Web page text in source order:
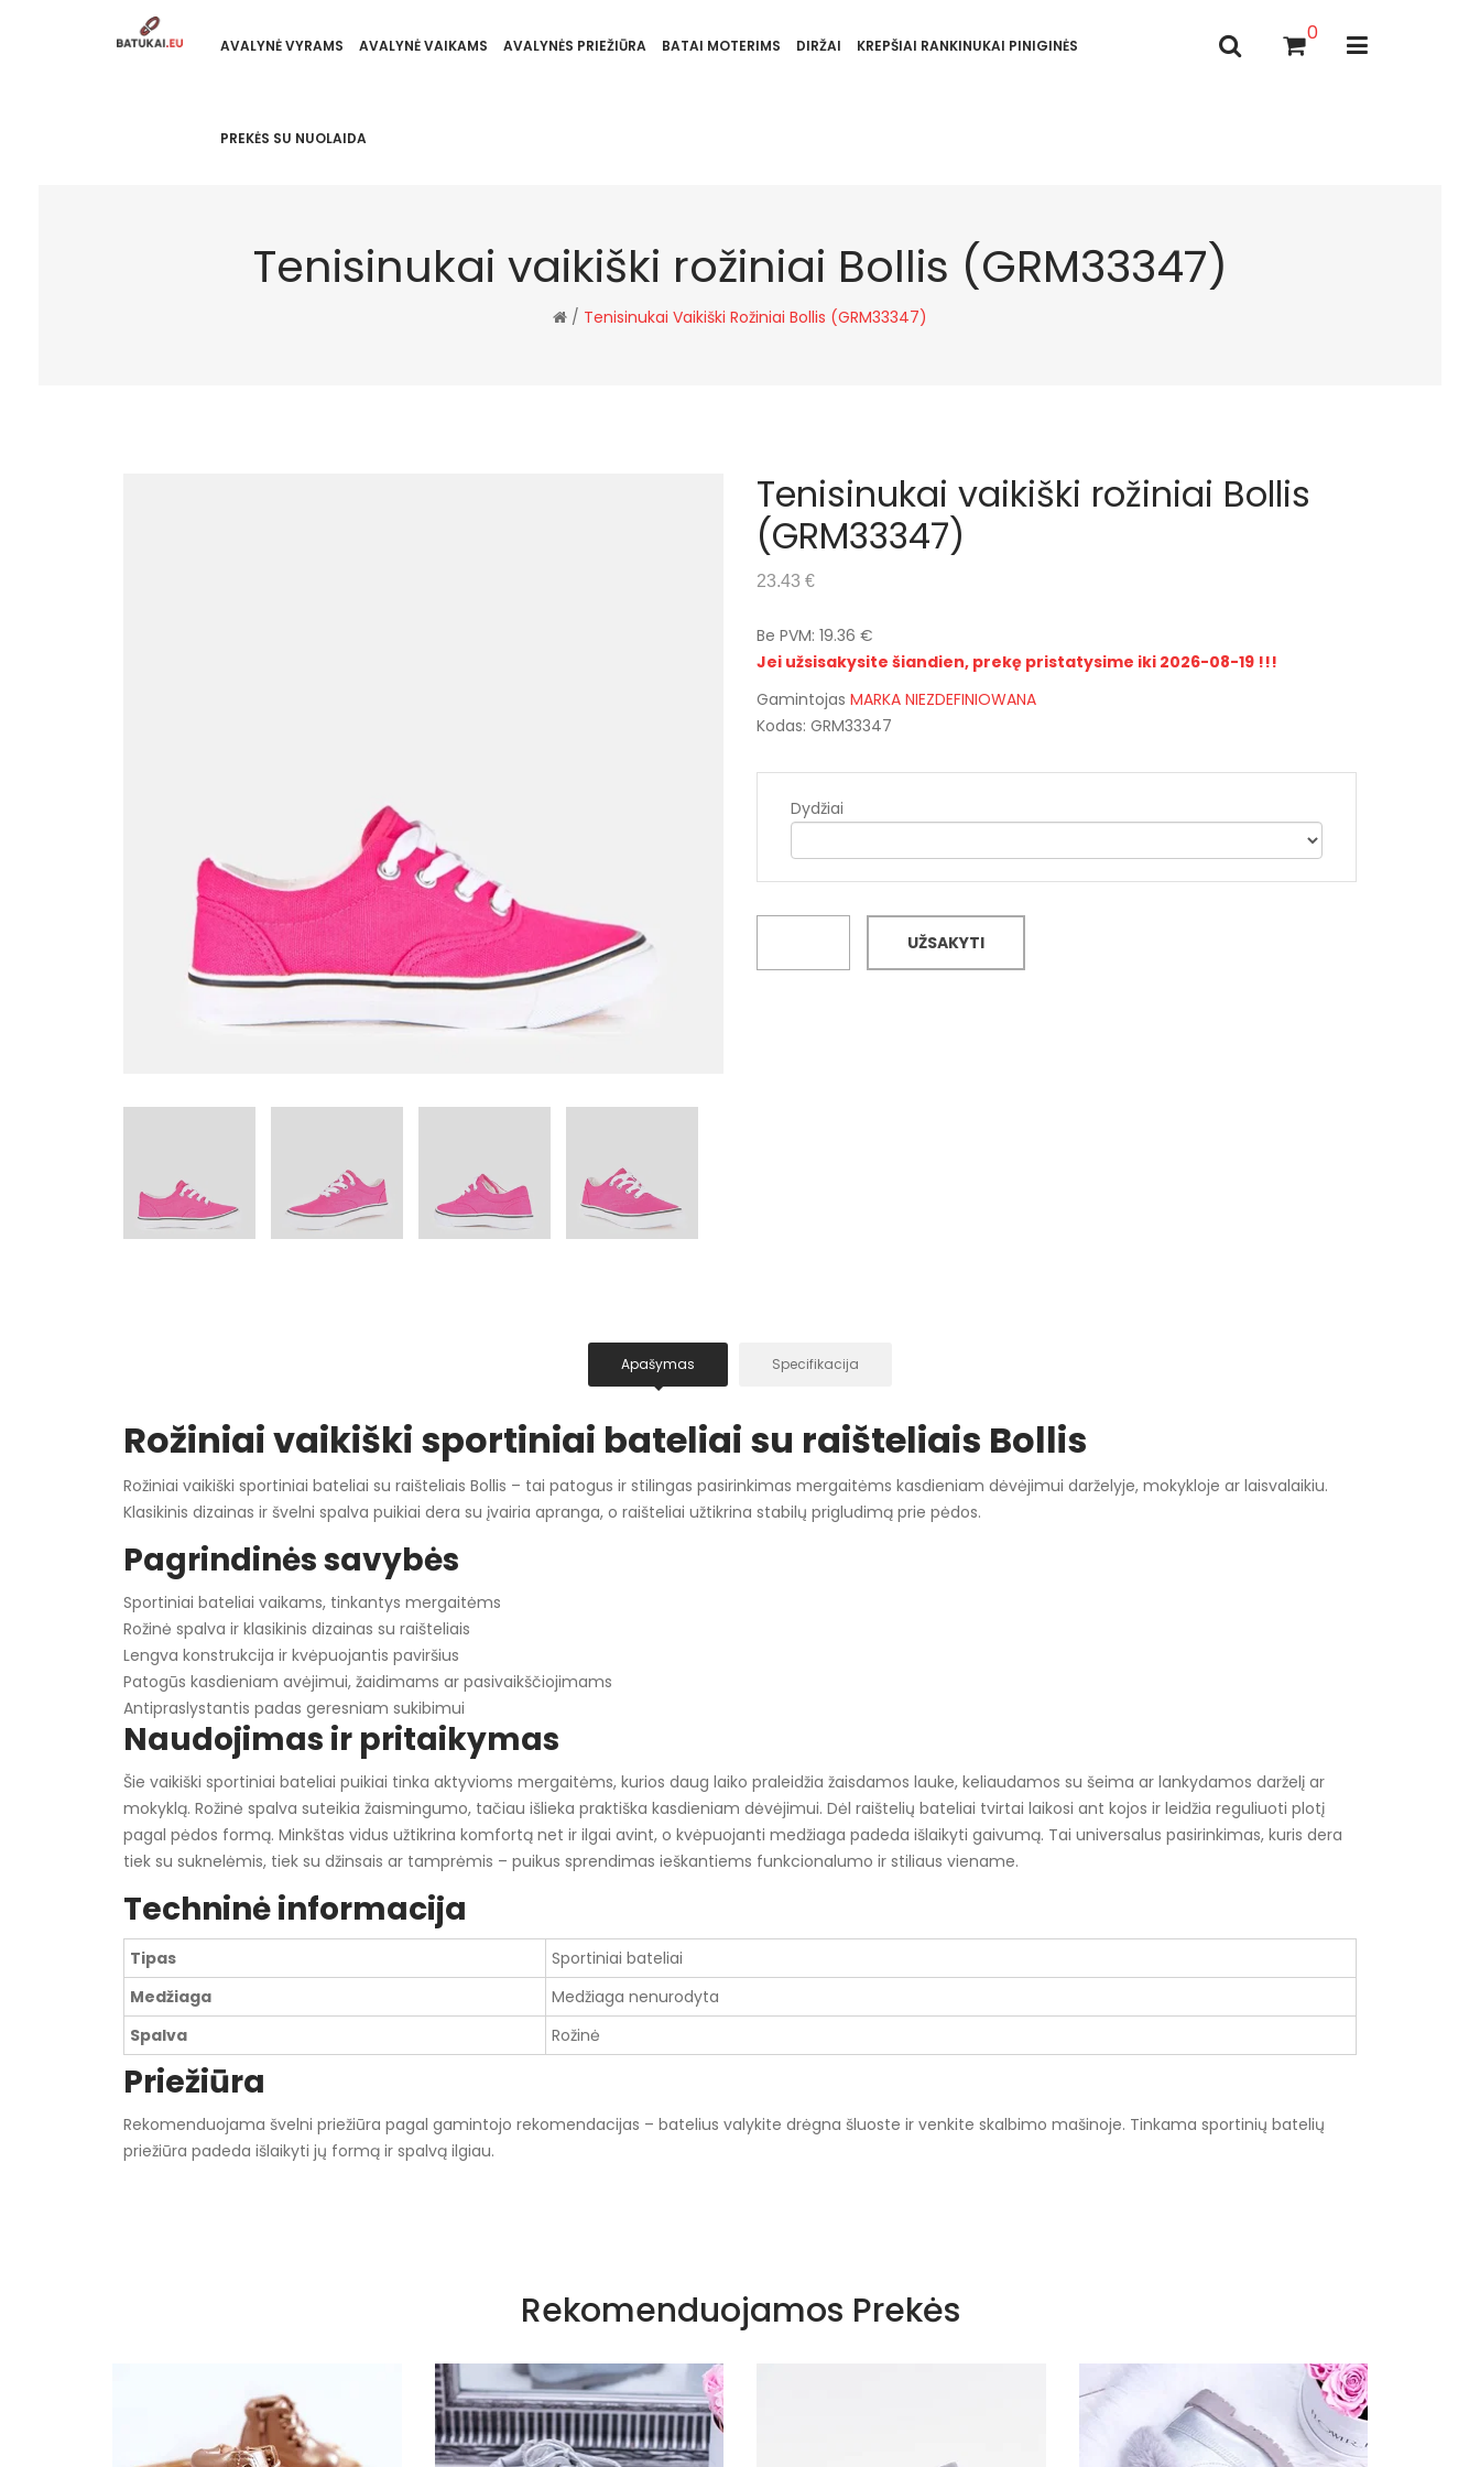
AVALYNĖ VYRAMS AVALYNĖ VAIKAMS AVALYNĖS PRIEŽIŪRA BATAI MOTERIMS DIRŽAI KREPŠIAI RANKINUKAI PINIGINĖS
PREKĖS SU NUOLAIDA
0
Tenisinukai vaikiški rožiniai Bollis (GRM33347)
/ Tenisinukai Vaikiški Rožiniai Bollis (GRM33347)
Tenisinukai vaikiški rožiniai Bollis
(GRM33347)
23.43 €
Be PVM: 19.36 €
Jei užsisakysite šiandien, prekę pristatysime iki 2026-08-19 !!!
Gamintojas MARKA NIEZDEFINIOWANA
Kodas: GRM33347
Dydžiai
UŽSAKYTI
Apašymas Specifikacija
Rožiniai vaikiški sportiniai bateliai su raišteliais Bollis
Rožiniai vaikiški sportiniai bateliai su raišteliais Bollis – tai patogus ir stilingas pasirinkimas mergaitėms kasdieniam dėvėjimui darželyje, mokykloje ar laisvalaikiu.
Klasikinis dizainas ir švelni spalva puikiai dera su įvairia apranga, o raišteliai užtikrina stabilų prigludimą prie pėdos.
Pagrindinės savybės
Sportiniai bateliai vaikams, tinkantys mergaitėms
Rožinė spalva ir klasikinis dizainas su raišteliais
Lengva konstrukcija ir kvėpuojantis paviršius
Patogūs kasdieniam avėjimui, žaidimams ar pasivaikščiojimams
Antipraslystantis padas geresniam sukibimui
Naudojimas ir pritaikymas
Šie vaikiški sportiniai bateliai puikiai tinka aktyvioms mergaitėms, kurios daug laiko praleidžia žaisdamos lauke, keliaudamos su šeima ar lankydamos darželį ar
mokyklą. Rožinė spalva suteikia žaismingumo, tačiau išlieka praktiška kasdieniam dėvėjimui. Dėl raištelių bateliai tvirtai laikosi ant kojos ir leidžia reguliuoti plotį
pagal pėdos formą. Minkštas vidus užtikrina komfortą net ir ilgai avint, o kvėpuojanti medžiaga padeda išlaikyti gaivumą. Tai universalus pasirinkimas, kuris dera
tiek su suknelėmis, tiek su džinsais ar tamprėmis – puikus sprendimas ieškantiems funkcionalumo ir stiliaus viename.
Techninė informacija
Tipas
Sportiniai bateliai
Medžiaga
Medžiaga nenurodyta
Spalva
Rožinė
Priežiūra
Rekomenduojama švelni priežiūra pagal gamintojo rekomendacijas – batelius valykite drėgna šluoste ir venkite skalbimo mašinoje. Tinkama sportinių batelių
priežiūra padeda išlaikyti jų formą ir spalvą ilgiau.
pado medžiaga
išorinė medžiaga
Rekomenduojamos Prekės